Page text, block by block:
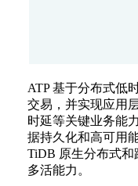
ATP 基于分布式低
交易，并实现应用
时延等关键业务能
据持久化和高可用
TiDB 原生分布式
多活能力。